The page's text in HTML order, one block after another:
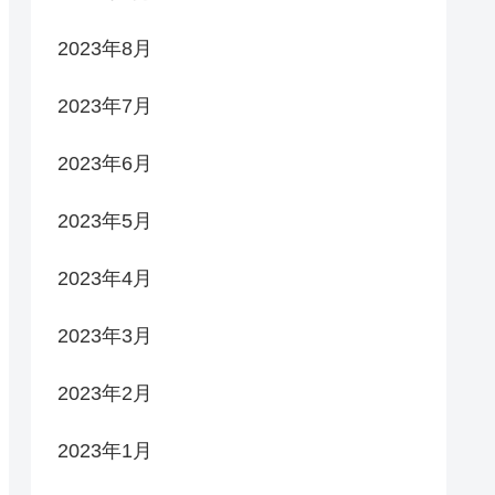
2023年8月
2023年7月
2023年6月
2023年5月
2023年4月
2023年3月
2023年2月
2023年1月